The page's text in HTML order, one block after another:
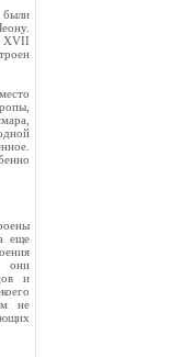
XVII
еще
они
и
не